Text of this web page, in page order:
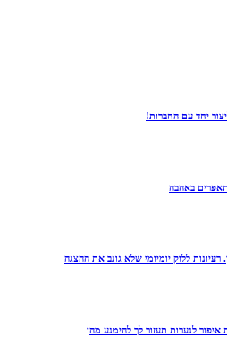
יחד עם החברות!
באהבה
ללוק יומיומי שלא גונב את ההצגה